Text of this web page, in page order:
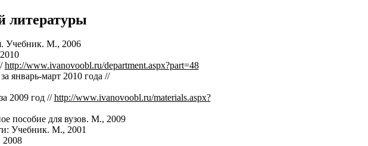
литературы
Учебник. М., 2006
http://www.ivanovoobl.ru/department.aspx?part=48
январь-март 2010 года //
2009 год //http://www.ivanovoobl.ru/materials.aspx?
пособие для вузов. М., 2009
Учебник. М., 2001
2008